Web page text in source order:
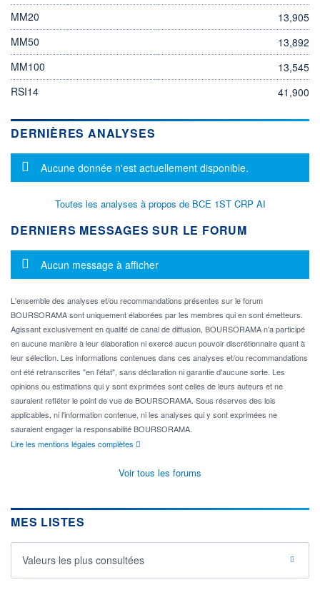
MM20
13,905
MM50
13,892
MM100
13,545
RSI14
41,900
DERNIÈRES ANALYSES
Message d'information
Aucune donnée n'est actuellement disponible.
Toutes les analyses à propos de BCE 1ST CRP AI
DERNIERS MESSAGES SUR LE FORUM
Message d'information
Aucun message à afficher
L'ensemble des analyses et/ou recommandations présentes sur le forum
BOURSORAMA sont uniquement élaborées par les membres qui en sont émetteurs.
Agissant exclusivement en qualité de canal de diffusion, BOURSORAMA n'a participé
en aucune manière à leur élaboration ni exercé aucun pouvoir discrétionnaire quant à
leur sélection. Les informations contenues dans ces analyses et/ou recommandations
ont été retranscrites "en l'état", sans déclaration ni garantie d'aucune sorte. Les
opinions ou estimations qui y sont exprimées sont celles de leurs auteurs et ne
sauraient refléter le point de vue de BOURSORAMA. Sous réserves des lois
applicables, ni l'information contenue, ni les analyses qui y sont exprimées ne
sauraient engager la responsabilité BOURSORAMA.
Lire les mentions légales complètes
Voir tous les forums
MES LISTES
Valeurs les plus consultées